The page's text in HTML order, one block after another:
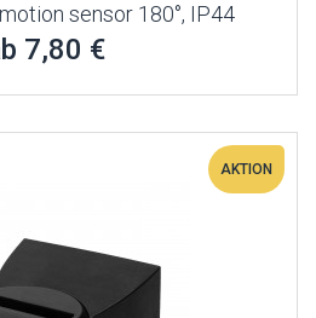
sensor 180°, IP44
7,80 €
AKTION